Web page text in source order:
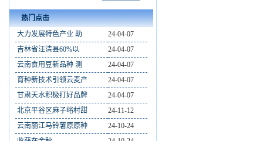
热门点击
大力发展特色产业 助
24-04-07
吉林省汪清县60%以
24-04-07
云南食用豆新品种 测
24-04-07
育种新技术引领云麦产
24-04-07
甘肃天水积极打好品牌
24-04-07
北京平谷区麻子峪村甜
24-11-12
云南丽江马铃薯原原种
24-10-24